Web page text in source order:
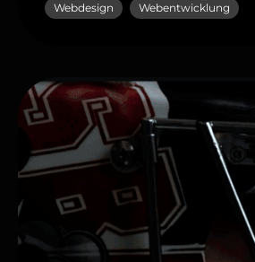
Webdesign Webentwicklung